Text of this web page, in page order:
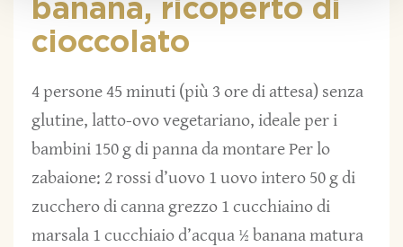
banana, ricoperto di
cioccolato
4 persone 45 minuti (più 3 ore di attesa) senza
glutine, latto-ovo vegetariano, ideale per i
bambini 150 g di panna da montare Per lo
zabaione: 2 rossi d’uovo 1 uovo intero 50 g di
zucchero di canna grezzo 1 cucchiaino di
marsala 1 cucchiaio d’acqua ½ banana matura